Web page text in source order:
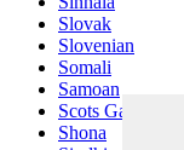
Slovak
Slovenian
Somali
Samoan
Scots Gaelic
Shona